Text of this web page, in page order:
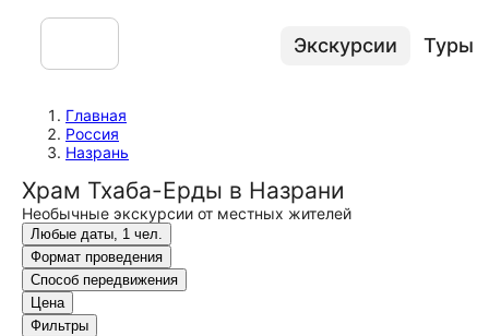
Экскурсии Туры
Главная
Россия
Назрань
Храм Тхаба-Ерды в Назрани
Необычные экскурсии от местных жителей
Любые даты, 1 чел.
Формат проведения
Способ передвижения
Цена
Фильтры